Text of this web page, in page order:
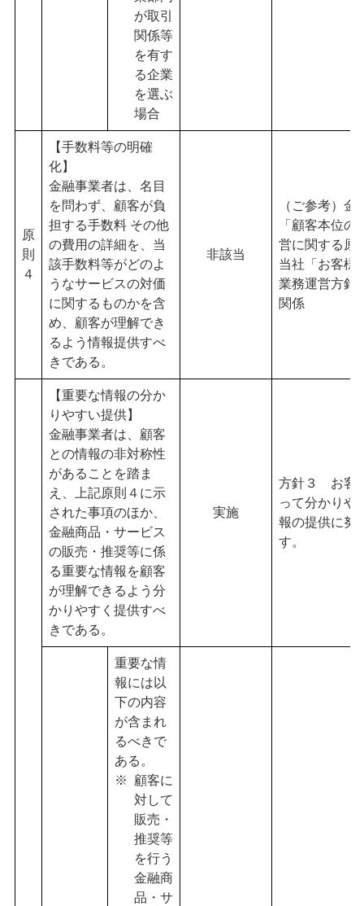
が取引
関係等
を有す
る企業
を選ぶ
場合
原
則
４
【手数料等の明確
化】
金融事業者は、名目
を問わず、顧客が負
担する手数料 その他
の費用の詳細を、当
該手数料等がどのよ
うなサービスの対価
に関するものかを含
め、顧客が理解でき
るよう情報提供すべ
きである。
非該当
（ご参考）金
「顧客本位の
営に関する原
当社「お客様
業務運営方針
関係
【重要な情報の分か
りやすい提供】
金融事業者は、顧客
との情報の非対称性
があることを踏ま
え、上記原則４に示
された事項のほか、
金融商品・サービス
の販売・推奨等に係
る重要な情報を顧客
が理解できるよう分
かりやすく提供すべ
きである。
実施
方針３ お客
って分かりや
報の提供に努
す。
重要な情
報には以
下の内容
が含まれ
るべきで
ある。
顧客に
対して
販売・
推奨等
を行う
金融商
品・サ